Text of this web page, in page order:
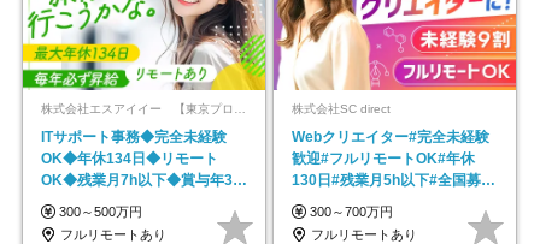
ITサポート事務◆完全未経験
OK◆年休134日◆リモート
OK◆残業月7h以下◆賞与年3回
◆5年目まで必ず昇給
300～500万円
フルリモートあり
株式会社SC direct
Webクリエイター#完全未経験
歓迎#フルリモートOK#年休
130日#残業月5h以下#全国募集
#最大1年の研修
300～700万円
フルリモートあり